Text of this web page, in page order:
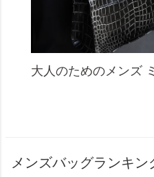
大人のためのメンズ
メンズバッグランキン